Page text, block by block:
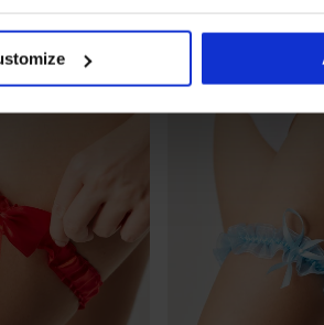
BRA20
14,99 €